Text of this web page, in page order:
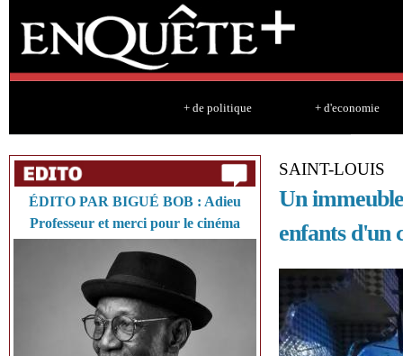
+ de politique + d'economie
ÉDITO PAR BIGUÉ BOB : Adieu
Professeur et merci pour le cinéma
SAINT-LOUIS
Un
enfants d'un